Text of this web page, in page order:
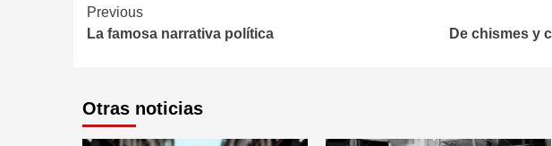
Continue
Reading
Previous
La famosa narrativa política
De chismes y
Otras noticias